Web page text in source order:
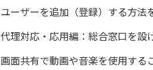
ユーザーを追加（登録）する方法
代理対応・応用編：総合窓口を設
画面共有で動画や音楽を使用する